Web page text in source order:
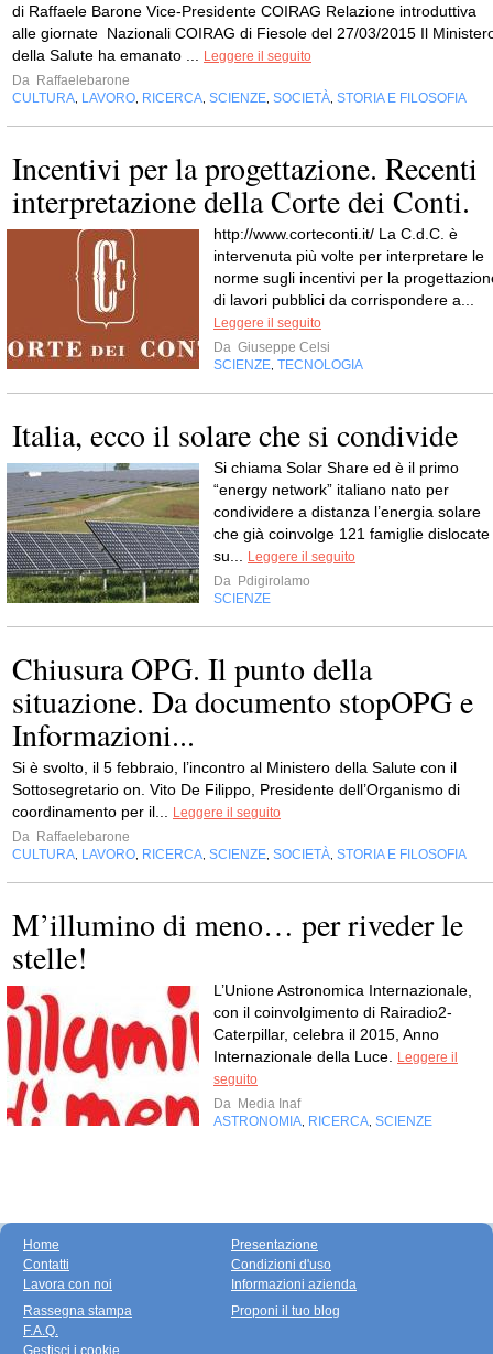
di Raffaele Barone Vice-Presidente COIRAG Relazione introduttiva
alle giornate Nazionali COIRAG di Fiesole del 27/03/2015 Il
della Salute ha emanato ...
Leggere il seguito
Da Raffaelebarone
CULTURA LAVORO RICERCA SCIENZE SOCIETÀ STORIA E FILOSOFIA
Incentivi per la progettazione. Recenti
interpretazione della Corte dei Conti.
http://www.corteconti.it/ La C.d.C. è
intervenuta più volte per interpretare le
norme sugli incentivi per la
di lavori pubblici da corrispondere a...
Leggere il seguito
Da Giuseppe Celsi
SCIENZE TECNOLOGIA
Italia, ecco il solare che si condivide
Si chiama Solar Share ed è il primo
“energy network” italiano nato per
condividere a distanza l’energia solare
che già coinvolge 121 famiglie dislocate
su...
Leggere il seguito
Da Pdigirolamo
SCIENZE
Chiusura OPG. Il punto della
situazione. Da documento stopOPG e
Informazioni...
Si è svolto, il 5 febbraio, l’incontro al Ministero della Salute con il
Sottosegretario on. Vito De Filippo, Presidente dell’Organismo di
coordinamento per il...
Leggere il seguito
Da Raffaelebarone
CULTURA LAVORO RICERCA SCIENZE SOCIETÀ STORIA E FILOSOFIA
M’illumino di meno… per riveder le
stelle!
L’Unione Astronomica Internazionale,
con il coinvolgimento di Rairadio2-
Caterpillar, celebra il 2015, Anno
Internazionale della Luce.
Leggere il
seguito
Da Media Inaf
ASTRONOMIA RICERCA SCIENZE
Home
Contatti
Lavora con noi
Presentazione
Condizioni d'uso
Informazioni azienda
Rassegna stampa
F.A.Q.
Gestisci i cookie
Proponi il tuo blog